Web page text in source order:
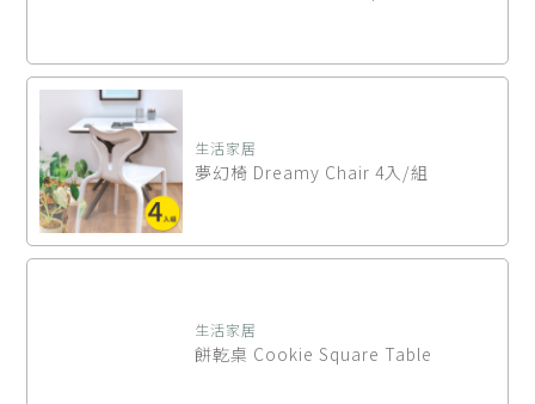
生活家居
夢幻椅 Dreamy Chair 4入/組
生活家居
餅乾桌 Cookie Square Table